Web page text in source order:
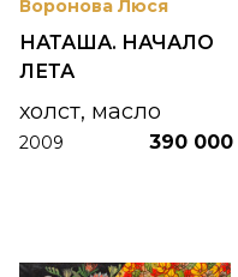
Воронова Люся
НАТАША. НАЧАЛО
ЛЕТА
холст, масло
2009 390 000